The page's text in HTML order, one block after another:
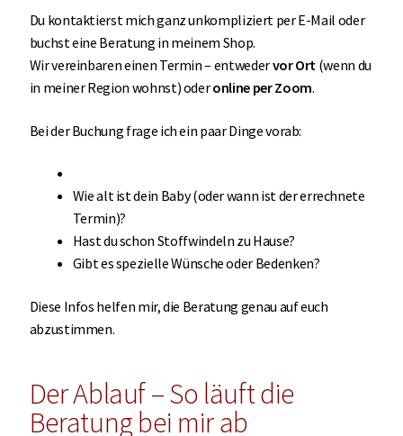
Du kontaktierst mich ganz unkompliziert per E-Mail oder
buchst eine Beratung in meinem Shop.
Wir vereinbaren einen Termin – entwedervor Ort (wenn du
in meiner Region wohnst) oderonline per Zoom.
Bei der Buchung frage ich ein paar Dinge vorab:
Wie alt ist dein Baby (oder wann ist der errechnete
Termin)?
Hast du schon Stoffwindeln zu Hause?
Gibt es spezielle Wünsche oder Bedenken?
Diese Infos helfen mir, die Beratung genau auf euch
abzustimmen.
Der Ablauf – So läuft die
Beratung bei mir ab